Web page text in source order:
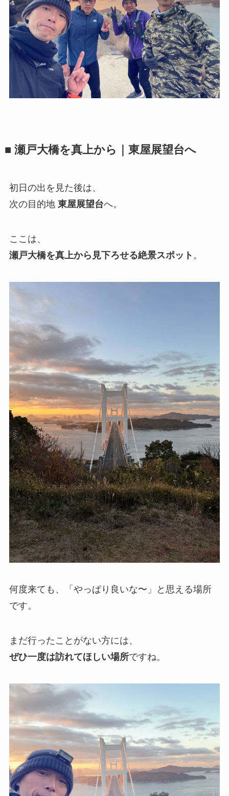
■ 瀬戸大橋を真上から｜東屋展望台へ
初日の出を見た後は、
次の目的地 東屋展望台へ。
ここは、
瀬戸大橋を真上から見下ろせる絶景スポット 。
何度来ても、「やっぱり良いな〜」と思える場所
です。
まだ行ったことがない方には、
ぜひ一度は訪れてほしい場所ですね。